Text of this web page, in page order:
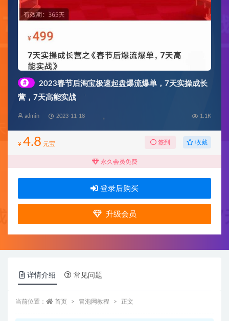
#
2023春节后淘宝极速起盘爆流爆单，7天实操成长
营，7天高能实战
admin 2023-11-18 1.1K
¥ 4.8 元宝 签到 收藏
永久会员免费
登录后购买
升级会员
详情介绍 常见问题
当前位置： 首页 冒泡网教程 正文